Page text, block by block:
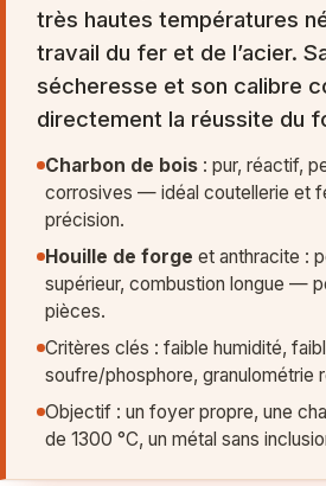
très hautes températures
travail du fer et de l’acier.
sécheresse et son calibre
directement la réussite du
Charbon de bois : pur, réactif,
corrosives — idéal coutellerie et
précision.
Houille de forge et anthracite :
supérieur, combustion longue —
pièces.
Critères clés : faible humidité,
soufre/phosphore, granulométrie
Objectif : un foyer propre, une
de 1300 °C, un métal sans